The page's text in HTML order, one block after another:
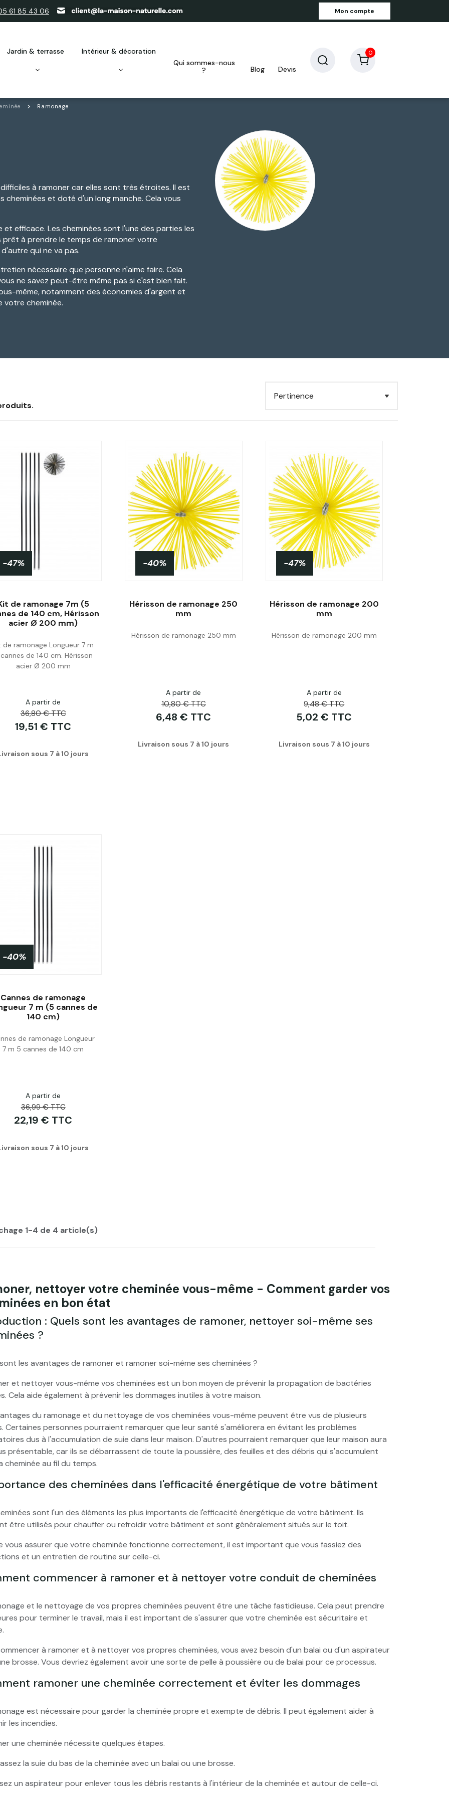
61 85 43 06 Mon compte
jardin & terrasse
intérieur & décoration
qui sommes-nous
?
blog devis
0
Ramonage
à ramoner car elles sont très étroites. Il est
et doté d'un long manche. Cela vous
efficace. Les cheminées sont l'une des parties les
prêt à prendre le temps de ramoner votre
qui ne va pas.
nécessaire que personne n'aime faire. Cela
ne savez peut-être même pas si c'est bien fait.
même, notamment des économies d'argent et
votre cheminée.
-47%
de ramonage 7m (5
de 140 cm, Hérisson
acier Ø 200 mm)
de ramonage Longueur 7 m
de 140 cm. Hérisson
acier Ø 200 mm
A partir de
36,80 € TTC
19,51 € TTC
sous 7 à 10 jours
Acheter
-40%
Hérisson de ramonage 250
mm
Hérisson de ramonage 250 mm
A partir de
10,80 € TTC
6,48 € TTC
Livraison sous 7 à 10 jours
Acheter
-47%
Hérisson de ramonage 200
mm
Hérisson de ramonage 200 mm
A partir de
9,48 € TTC
5,02 € TTC
Livraison sous 7 à 10 jours
-40%
Cannes de ramonage
7 m (5 cannes de
140 cm)
de ramonage Longueur
7 m 5 cannes de 140 cm
A partir de
36,99 € TTC
22,19 € TTC
sous 7 à 10 jours
1-4 de 4 article(s)
nettoyer votre cheminée vous-même - Comment garder vos
en bon état
: Quels sont les avantages de ramoner, nettoyer soi-même ses
?
les avantages de ramoner et ramoner soi-même ses cheminées ?
et nettoyer vous-même vos cheminées est un bon moyen de prévenir la propagation de bactéries
Cela aide également à prévenir les dommages inutiles à votre maison.
du ramonage et du nettoyage de vos cheminées vous-même peuvent être vus de plusieurs
Certaines personnes pourraient remarquer que leur santé s'améliorera en évitant les problèmes
dus à l'accumulation de suie dans leur maison. D'autres pourraient remarquer que leur maison aura
présentable, car ils se débarrassent de toute la poussière, des feuilles et des débris qui s'accumulent
cheminée au fil du temps.
des cheminées dans l'efficacité énergétique de votre bâtiment
sont l'un des éléments les plus importants de l'efficacité énergétique de votre bâtiment. Ils
être utilisés pour chauffer ou refroidir votre bâtiment et sont généralement situés sur le toit.
vous assurer que votre cheminée fonctionne correctement, il est important que vous fassiez des
et un entretien de routine sur celle-ci.
commencer à ramoner et à nettoyer votre conduit de cheminées
et le nettoyage de vos propres cheminées peuvent être une tâche fastidieuse. Cela peut prendre
pour terminer le travail, mais il est important de s'assurer que votre cheminée est sécuritaire et
à ramoner et à nettoyer vos propres cheminées, vous avez besoin d'un balai ou d'un aspirateur
brosse. Vous devriez également avoir une sorte de pelle à poussière ou de balai pour ce processus.
ramoner une cheminée correctement et éviter les dommages
est nécessaire pour garder la cheminée propre et exempte de débris. Il peut également aider à
les incendies.
une cheminée nécessite quelques étapes.
la suie du bas de la cheminée avec un balai ou une brosse.
un aspirateur pour enlever tous les débris restants à l'intérieur de la cheminée et autour de celle-ci.